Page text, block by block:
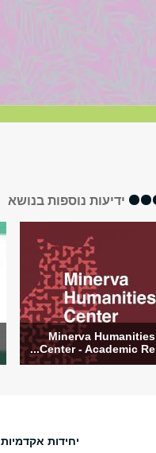
ידיעות נוספות בנושא
Minerva Humanities
Center - Academic Re...
יחידות אקדמיות